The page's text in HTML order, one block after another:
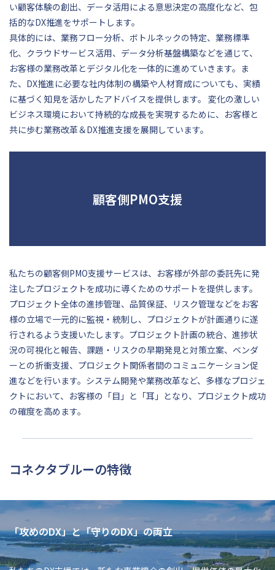
い顧客体験の創出、データ活用による意思決定の高度化など、包
括的なDX推進をサポートします。
具体的には、業務フロー分析、ボトルネックの特定、業務標準
化、クラウドサービス活用、データ分析基盤構築などを通じて、
お客様の業務改革とデジタル化を一体的に進めていきます。ま
た、DX推進に必要な社内体制の構築や人材育成についても、実績
に基づく知見を活かしたアドバイスを提供します。 変化の激しい
ビジネス環境において持続的な成長を実現するために、お客様と
共に歩む業務改革＆DX推進支援を展開しています。
顧客側PMO支援
私たちの顧客側PMO支援サービスは、お客様が外部の委託先に発
注したプロジェクトを成功に導くためのサポートを提供します。
プロジェクト全体の進捗管理、品質保証、リスク管理などをお客
様の立場で一元的に監視・統制し、プロジェクトが計画通りに遂
行されるよう支援いたします。プロジェクト計画の統合、進捗状
況の可視化と報告、課題・リスクの早期発見と対策立案、ベンダ
ーとの折衝支援、プロジェクト関係者間のコミュニケーション促
進などを行います。システム開発や業務改革など、多様なプロジェ
クトにおいて、お客様の「目」と「耳」となり、プロジェクト成功
の確度を高めます。
コネクタブルーの特徴
「攻めのDX」と「守りのDX」の両立